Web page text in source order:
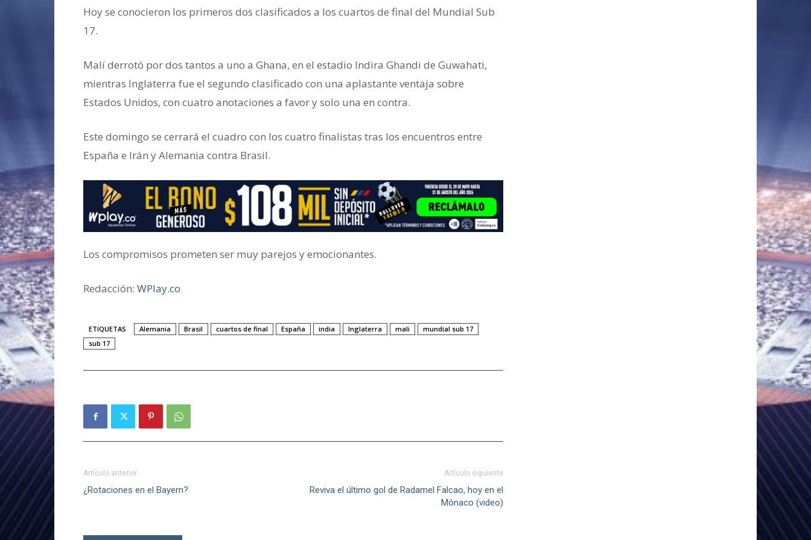
Hoy se conocieron los primeros dos clasificados a los cuartos de final del Mundial Sub
17.
Malí derrotó por dos tantos a uno a Ghana, en el estadio Indira Ghandi de Guwahati,
mientras Inglaterra fue el segundo clasificado con una aplastante ventaja sobre
Estados Unidos, con cuatro anotaciones a favor y solo una en contra.
Este domingo se cerrará el cuadro con los cuatro finalistas tras los encuentros entre
España e Irán y Alemania contra Brasil.
Los compromisos prometen ser muy parejos y emocionantes.
Redacción: WPlay.co
ETIQUETAS Alemania Brasil cuartos de final España india Inglaterra mali
mundial sub 17
sub 17
Artículo anterior
¿Rotaciones en el Bayern?
Artículo siguiente
Reviva el último gol de Radamel Falcao, hoy en el
Mónaco (video)